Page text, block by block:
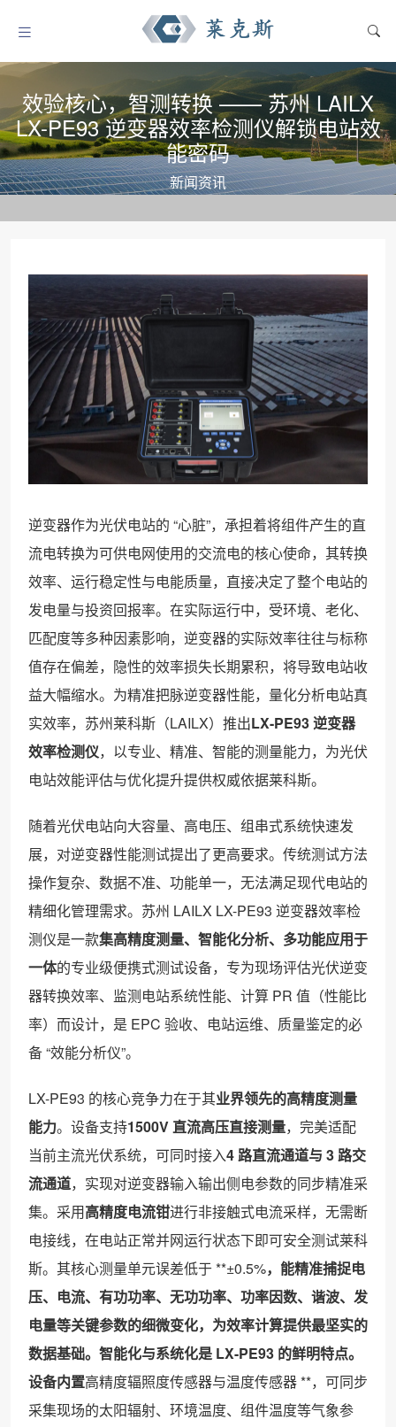
效验核心，智测转换 —— 苏州 LAILX
LX-PE93 逆变器效率检测仪解锁电站效
能密码
新闻资讯
逆变器作为光伏电站的 “心脏”，承担着将组件产生的直
流电转换为可供电网使用的交流电的核心使命，其转换
效率、运行稳定性与电能质量，直接决定了整个电站的
发电量与投资回报率。在实际运行中，受环境、老化、
匹配度等多种因素影响，逆变器的实际效率往往与标称
值存在偏差，隐性的效率损失长期累积，将导致电站收
益大幅缩水。为精准把脉逆变器性能，量化分析电站真
实效率，苏州莱科斯（LAILX）推出LX-PE93 逆变器
效率检测仪，以专业、精准、智能的测量能力，为光伏
电站效能评估与优化提升提供权威依据莱科斯。
随着光伏电站向大容量、高电压、组串式系统快速发
展，对逆变器性能测试提出了更高要求。传统测试方法
操作复杂、数据不准、功能单一，无法满足现代电站的
精细化管理需求。苏州 LAILX LX-PE93 逆变器效率检
测仪是一款集高精度测量、智能化分析、多功能应用于
一体的专业级便携式测试设备，专为现场评估光伏逆变
器转换效率、监测电站系统性能、计算 PR 值（性能比
率）而设计，是 EPC 验收、电站运维、质量鉴定的必
备 “效能分析仪”。
LX-PE93 的核心竞争力在于其业界领先的高精度测量
能力。设备支持1500V 直流高压直接测量，完美适配
当前主流光伏系统，可同时接入4 路直流通道与 3 路交
流通道，实现对逆变器输入输出侧电参数的同步精准采
集。采用高精度电流钳进行非接触式电流采样，无需断
电接线，在电站正常并网运行状态下即可安全测试莱科
斯。其核心测量单元误差低于 **±0.5%，能精准捕捉电
压、电流、有功功率、无功功率、功率因数、谐波、发
电量等关键参数的细微变化，为效率计算提供最坚实的
数据基础。 智能化与系统化是 LX-PE93 的鲜明特点。
设备内置高精度辐照度传感器与温度传感器 **，可同步
采集现场的太阳辐射、环境温度、组件温度等气象参